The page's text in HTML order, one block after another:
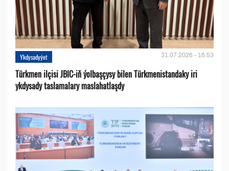
Ykdysadyýet 31.07.2026 - 16:53
Türkmen ilçisi JBIC-iň ýolbaşçysy bilen Türkmenistandaky iri
ykdysady taslamalary maslahatlaşdy